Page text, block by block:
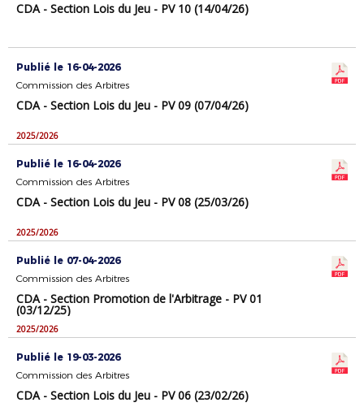
CDA - Section Lois du Jeu - PV 10 (14/04/26)
Publié le 16-04-2026
Commission des Arbitres
CDA - Section Lois du Jeu - PV 09 (07/04/26)
2025/2026
Publié le 16-04-2026
Commission des Arbitres
CDA - Section Lois du Jeu - PV 08 (25/03/26)
2025/2026
Publié le 07-04-2026
Commission des Arbitres
CDA - Section Promotion de l'Arbitrage - PV 01
(03/12/25)
2025/2026
Publié le 19-03-2026
Commission des Arbitres
CDA - Section Lois du Jeu - PV 06 (23/02/26)